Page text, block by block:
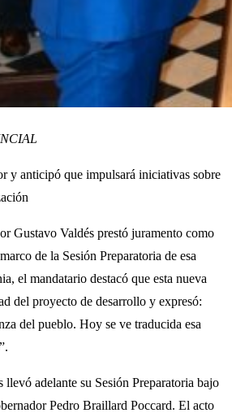
y anticipó que impulsará iniciativas sobre
Gustavo Valdés prestó juramento como
de la Sesión Preparatoria de esa
el mandatario destacó que esta nueva
del proyecto de desarrollo y expresó:
del pueblo. Hoy se ve traducida esa
llevó adelante su Sesión Preparatoria bajo
Pedro Braillard Poccard. El acto